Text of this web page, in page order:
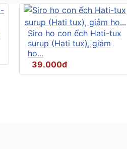
Siro ho con ếch Hati-tux
surup (Hati tux), giảm
ho...
39.000đ